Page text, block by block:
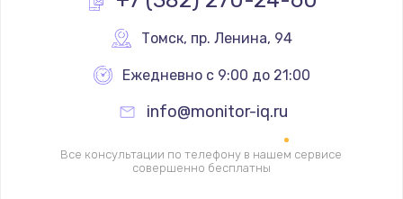
Замена основной камеры
1190 руб.
Томск, пр. Ленина, 94
Ежедневно с 9:00 до 21:00
info@monitor-iq.ru
Все консультации по телефону в нашем сервисе
совершенно бесплатны